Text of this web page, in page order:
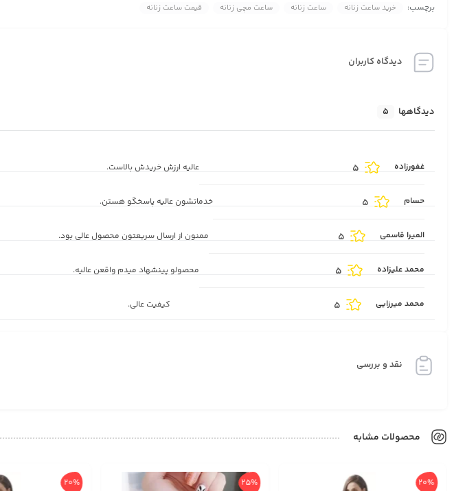
مکانیزم موتور
طرح صفحه
برچسب: خرید ساعت زنانه ساعت زنانه ساعت مچی زنانه قیمت ساعت زنانه
دیدگاه کاربران
دیدگاهها 5
غفورزاده 5 عالیه ارزش خریدش بالاست.
حسام 5 خدماتشون عالیه پاسخگو هستن.
المیرا قاسمی 5 ممنون از ارسال سریعتون محصول عالی بود.
محمد علیزاده 5 محصولو پینشهاد میدم واقعن عالیه.
محمد میرزایی 5 کیفیت عالی.
نقد و بررسی
محصولات مشابه
20%
25%
20%